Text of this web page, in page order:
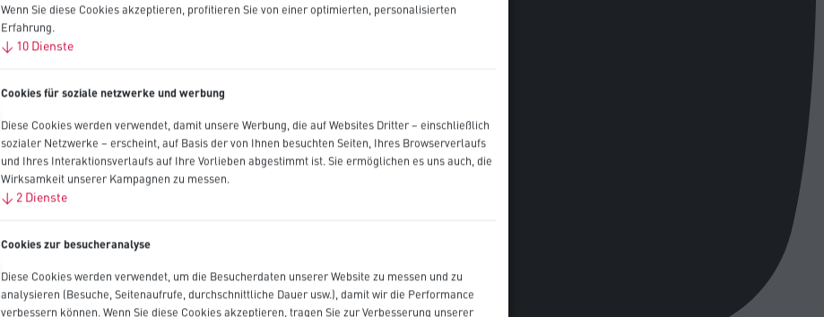
Wenn Sie diese Cookies akzeptieren, profitieren Sie von einer optimierten, personalisierten
Erfahrung.
↓ 10 Dienste
Cookies für soziale netzwerke und werbung
Diese Cookies werden verwendet, damit unsere Werbung, die auf Websites Dritter – einschließlich
sozialer Netzwerke – erscheint, auf Basis der von Ihnen besuchten Seiten, Ihres Browserverlaufs
und Ihres Interaktionsverlaufs auf Ihre Vorlieben abgestimmt ist. Sie ermöglichen es uns auch, die
Wirksamkeit unserer Kampagnen zu messen.
↓ 2 Dienste
Cookies zur besucheranalyse
Diese Cookies werden verwendet, um die Besucherdaten unserer Website zu messen und zu
analysieren (Besuche, Seitenaufrufe, durchschnittliche Dauer usw.), damit wir die Performance
verbessern können. Wenn Sie diese Cookies akzeptieren, tragen Sie zur Verbesserung unserer